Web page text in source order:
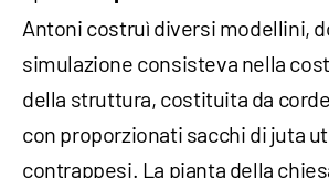
Antoni costruì diversi modellini,
simulazione consisteva nella
della struttura, costituita da
con proporzionati sacchi di juta
contrappesi. La pianta della